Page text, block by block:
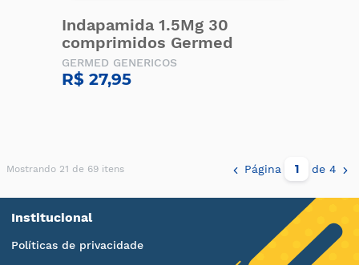
Indapamida 1.5Mg 30
comprimidos Germed
GERMED GENERICOS
R$ 27,95
Mostrando 21 de 69 itens Página de 4
Institucional
Políticas de privacidade